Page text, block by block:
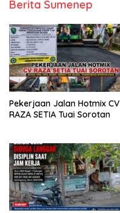
Berita Sumenep
Pekerjaan Jalan Hotmix CV
RAZA SETIA Tuai Sorotan